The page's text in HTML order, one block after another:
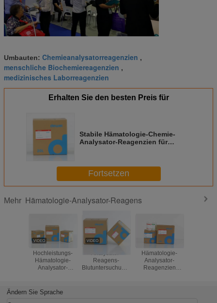
Umbauten: Chemieanalysatorreagenzien ,
menschliche Biochemiereagenzien ,
medizinisches Laborreagenzien
Erhalten Sie den besten Preis für
Stabile Hämatologie-Chemie-
Analysator-Reagenzien für
CBC lösen sauberes auf
Fortsetzen
Mehr Hämatologie-Analysator-Reagens
Hochleistungs-
Hämatologie-
Analysator-
Analysator Genrui
KT6280 KT6200
Reagens-
Blutuntersuchungs-
Hämatologie-
Analysator-
Reagenzien
Ändern Sie Sprache